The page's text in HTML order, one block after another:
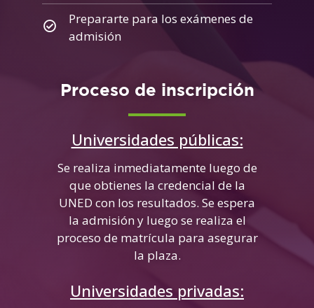
Prepararte para los exámenes de
admisión
Proceso de inscripción
Universidades públicas:
Se realiza inmediatamente luego de
que obtienes la credencial de la
UNED con los resultados. Se espera
la admisión y luego se realiza el
proceso de matrícula para asegurar
la plaza.
Universidades privadas: